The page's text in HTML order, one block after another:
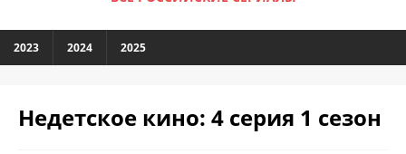
2023 2024 2025
Недетское кино: 4 серия 1 сезон